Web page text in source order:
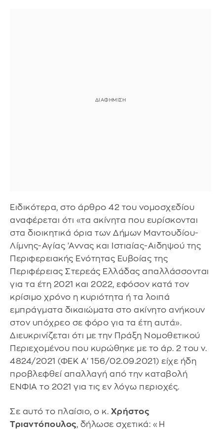
Ειδικότερα, στο άρθρο 42 του νομοσχεδίου
αναφέρεται ότι «τα ακίνητα που ευρίσκονται
στα διοικητικά όρια των Δήμων Μαντουδίου-
Λίμνης-Αγίας 'Αννας και Ιστιαίας-Αιδηψού της
Περιφερειακής Ενότητας Ευβοίας της
Περιφέρειας Στερεάς Ελλάδας απαλλάσσονται
για τα έτη 2021 και 2022, εφόσον κατά τον
κρίσιμο χρόνο η κυριότητα ή τα λοιπά
εμπράγματα δικαιώματα στο ακίνητο ανήκουν
στον υπόχρεο σε φόρο για τα έτη αυτά».
Διευκρινίζεται ότι με την Πράξη Νομοθετικού
Περιεχομένου που κυρώθηκε με το άρ. 2 του ν.
4824/2021 (ΦΕΚ A' 156/02.09.2021) είχε ήδη
προβλεφθεί απαλλαγή από την καταβολή
ΕΝΦΙΑ το 2021 για τις εν λόγω περιοχές.
Σε αυτό το πλαίσιο, ο κ. Χρήστος
Τριαντόπουλος, δήλωσε σχετικά: «Η